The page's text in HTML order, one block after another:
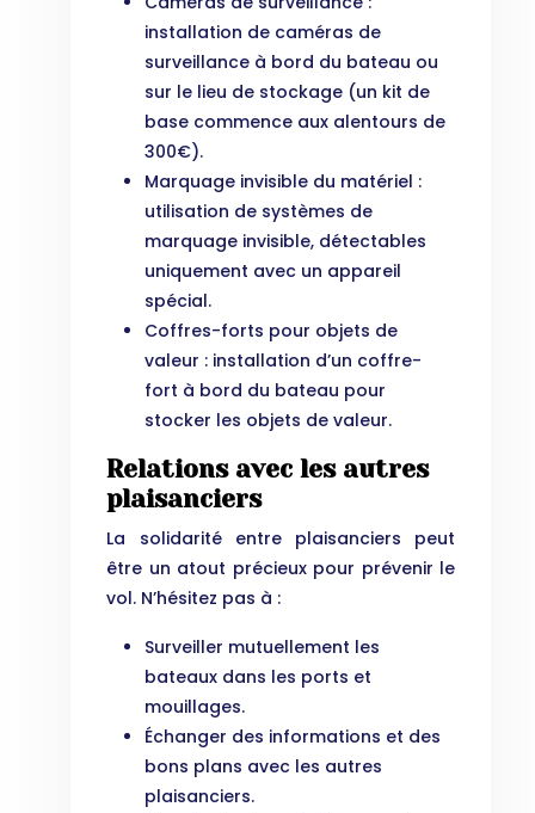
installation de caméras de
surveillance à bord du bateau ou
sur le lieu de stockage (un kit de
base commence aux alentours de
300€).
Marquage invisible du matériel :
utilisation de systèmes de
marquage invisible, détectables
uniquement avec un appareil
spécial.
Coffres-forts pour objets de
valeur : installation d’un coffre-
fort à bord du bateau pour
stocker les objets de valeur.
Relations avec les autres
plaisanciers
La solidarité entre plaisanciers peut
être un atout précieux pour prévenir le
vol. N’hésitez pas à :
Surveiller mutuellement les
bateaux dans les ports et
mouillages.
Échanger des informations et des
bons plans avec les autres
plaisanciers.